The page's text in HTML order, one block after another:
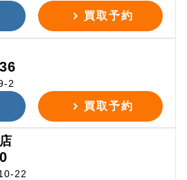
買取予約
2
買取予約
22